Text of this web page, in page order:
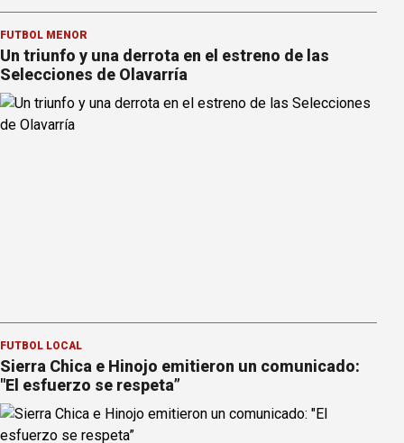
FÚTBOL MENOR
Un triunfo y una derrota en el estreno de las
Selecciones de Olavarría
FÚTBOL LOCAL
Sierra Chica e Hinojo emitieron un comunicado:
"El esfuerzo se respeta”